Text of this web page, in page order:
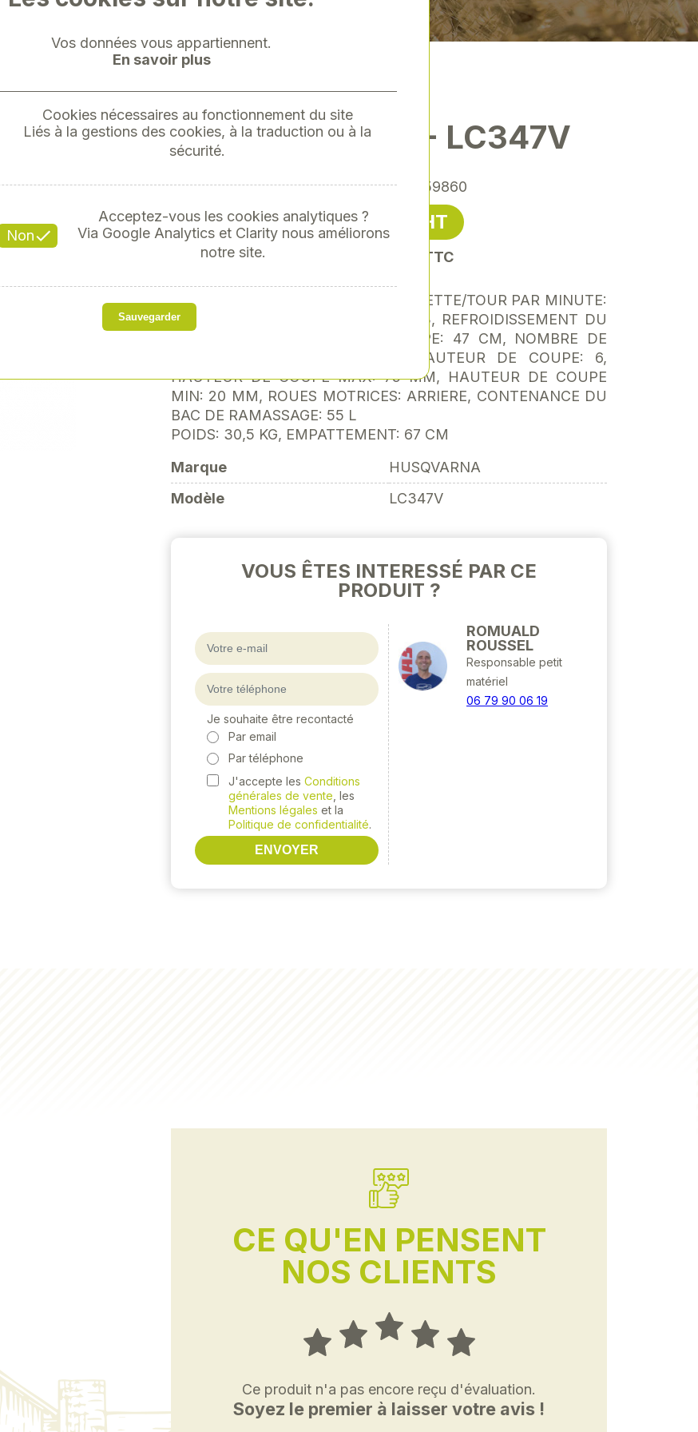
HUSQVARNA - LC347V
Référence: 00059860
665,00 € HT
soit 798,00 € TTC
TONDEUSE LC 347 V, PUISSANCE NETTE/TOUR PAR MINUTE:
2900 TR/MIN, CYLINDREE: 166 CM3, REFROIDISSEMENT DU
MOTEUR: AIR, LARGEUR DE COUPE: 47 CM, NOMBRE DE
PALIERS DE REGLAGE DE LA HAUTEUR DE COUPE: 6,
HAUTEUR DE COUPE MAX: 75 MM, HAUTEUR DE COUPE
MIN: 20 MM, ROUES MOTRICES: ARRIERE, CONTENANCE DU
BAC DE RAMASSAGE: 55 L
POIDS: 30,5 KG, EMPATTEMENT: 67 CM
Marque
HUSQVARNA
Modèle
LC347V
VOUS ÊTES INTERESSÉ PAR CE
PRODUIT ?
Je souhaite être recontacté
Par email
Par téléphone
J'accepte les Conditions
générales de vente , les
Mentions légales et la
Politique de confidentialité.
ENVOYER
ROMUALD
ROUSSEL
Responsable petit
matériel
06 79 90 06 19
CE QU'EN PENSENT
NOS CLIENTS
Ce produit n'a pas encore reçu d'évaluation.
Soyez le premier à laisser votre avis !
Vos données vous appartiennent.
En savoir plus
Cookies nécessaires au fonctionnement du site
Liés à la gestions des cookies, à la traduction ou à la
sécurité.
Non
Acceptez-vous les cookies analytiques ?
Via Google Analytics et Clarity nous améliorons
notre site.
Sauvegarder